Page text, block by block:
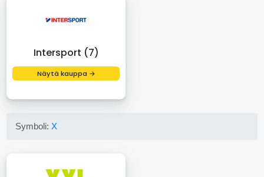
Intersport (7)
Näytä kauppa →
Symboli: X